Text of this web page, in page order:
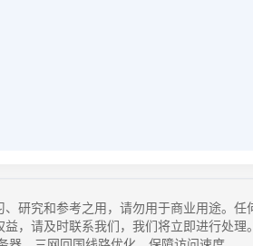
研究和参考之用，请勿用于商业用途。
，请及时联系我们，我们将立即进行处理。